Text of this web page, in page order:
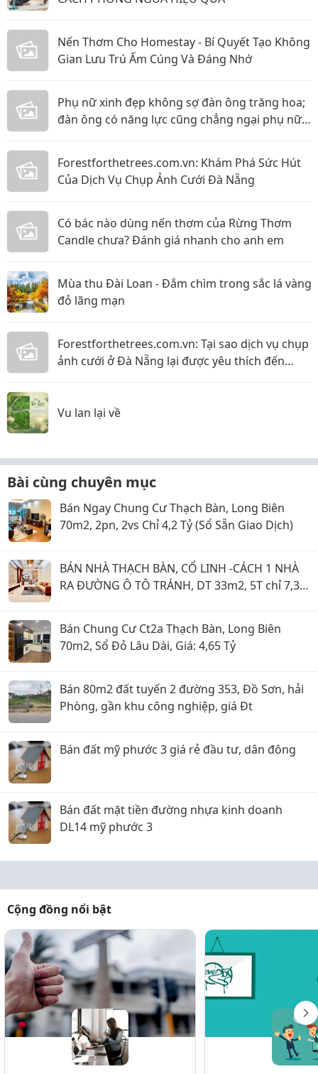
Nến Thơm Cho Homestay - Bí Quyết Tạo Không
Gian Lưu Trú Ấm Cúng Và Đáng Nhớ
Phụ nữ xinh đẹp không sợ đàn ông trăng hoa;
đàn ông có năng lực cũng chẳng ngại phụ nữ
Forestforthetrees.com.vn: Khám Phá Sức Hút
Của Dịch Vụ Chụp Ảnh Cưới Đà Nẵng
Có bác nào dùng nến thơm của Rừng Thơm
Candle chưa? Đánh giá nhanh cho anh em
Mùa thu Đài Loan - Đắm chìm trong sắc lá vàng
đỏ lãng mạn
Forestforthetrees.com.vn: Tại sao dịch vụ chụp
ảnh cưới ở Đà Nẵng lại được yêu thích đến
Vu lan lại về
Bài cùng chuyên mục
Bán Ngay Chung Cư Thạch Bàn, Long Biên
70m2, 2pn, 2vs Chỉ 4,2 Tỷ (Sổ Sẵn Giao Dịch)
BÁN NHÀ THẠCH BÀN, CỔ LINH -CÁCH 1 NHÀ
RA ĐƯỜNG Ô TÔ TRÁNH, DT 33m2, 5T chỉ 7,35
Bán Chung Cư Ct2a Thạch Bàn, Long Biên
70m2, Sổ Đỏ Lâu Dài, Giá: 4,65 Tỷ
Bán 80m2 đất tuyến 2 đường 353, Đồ Sơn, hải
Phòng, gần khu công nghiệp, giá Đt
Bán đất mỹ phước 3 giá rẻ đầu tư, dân đông
Bán đất mặt tiền đường nhựa kinh doanh
DL14 mỹ phước 3
Cộng đồng nổi bật